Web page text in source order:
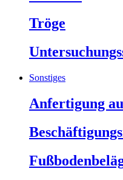
Tröge
Sonstiges
Anfertigung